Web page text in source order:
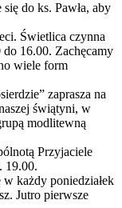
do ks. Pawła, aby
Świetlica czynna
16.00. Zachęcamy
wiele form
zaprasza na
świątyni, w
modlitewną
Przyjaciele
19.00.
każdy poniedziałek
Jutro pierwsze